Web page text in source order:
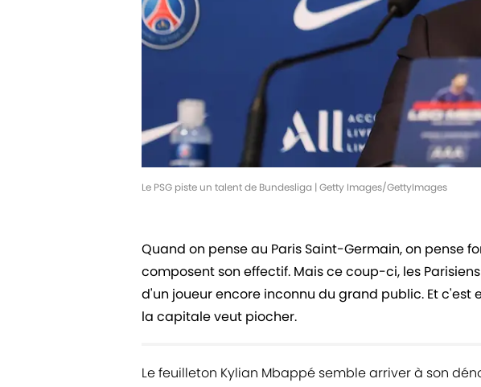
Le PSG piste un talent de Bundesliga | Getty Images/GettyImages
Quand on pense au Paris Saint-Germain, on pense
composent son effectif. Mais ce coup-ci, les
d'un joueur encore inconnu du grand public. Et c'est
la capitale veut piocher.
Le feuilleton Kylian Mbappé semble arriver à son